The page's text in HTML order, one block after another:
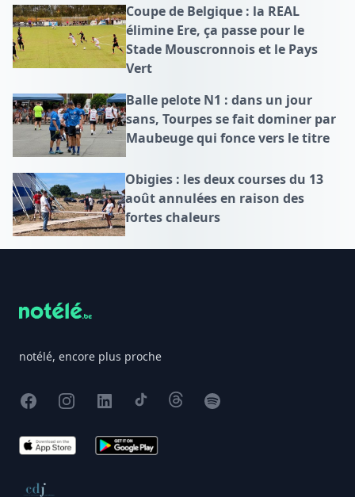
Coupe de Belgique : la REAL
élimine Ere, ça passe pour le
Stade Mouscronnois et le Pays
Vert
Balle pelote N1 : dans un jour
sans, Tourpes se fait dominer par
Maubeuge qui fonce vers le titre
Obigies : les deux courses du 13
août annulées en raison des
fortes chaleurs
notélé, encore plus proche
FacebookInstagram
X TikTokThreadsSpotify
App Store Google Play
Conseil de déontologie journalistique